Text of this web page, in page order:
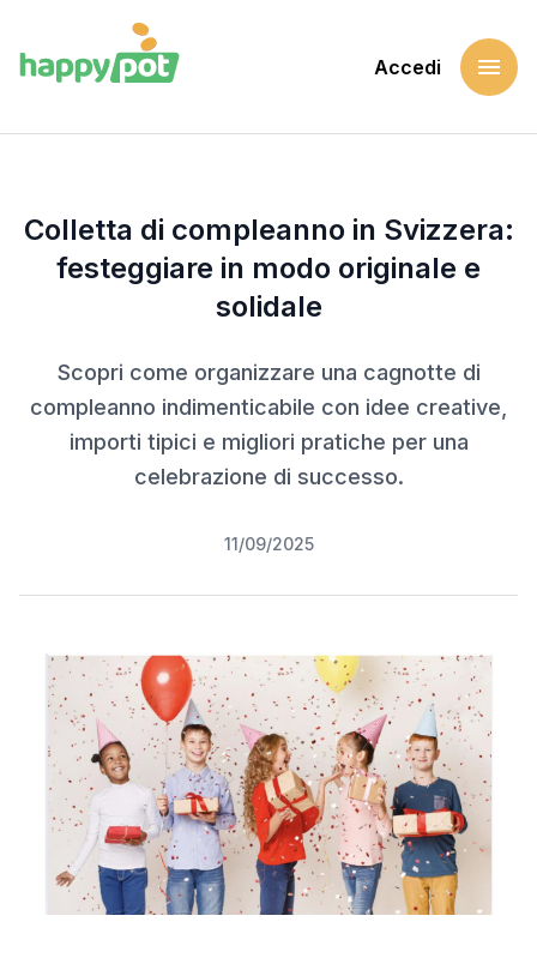
Accedi menu
Colletta di compleanno in Svizzera:
festeggiare in modo originale e
solidale
Scopri come organizzare una cagnotte di
compleanno indimenticabile con idee creative,
importi tipici e migliori pratiche per una
celebrazione di successo.
11/09/2025